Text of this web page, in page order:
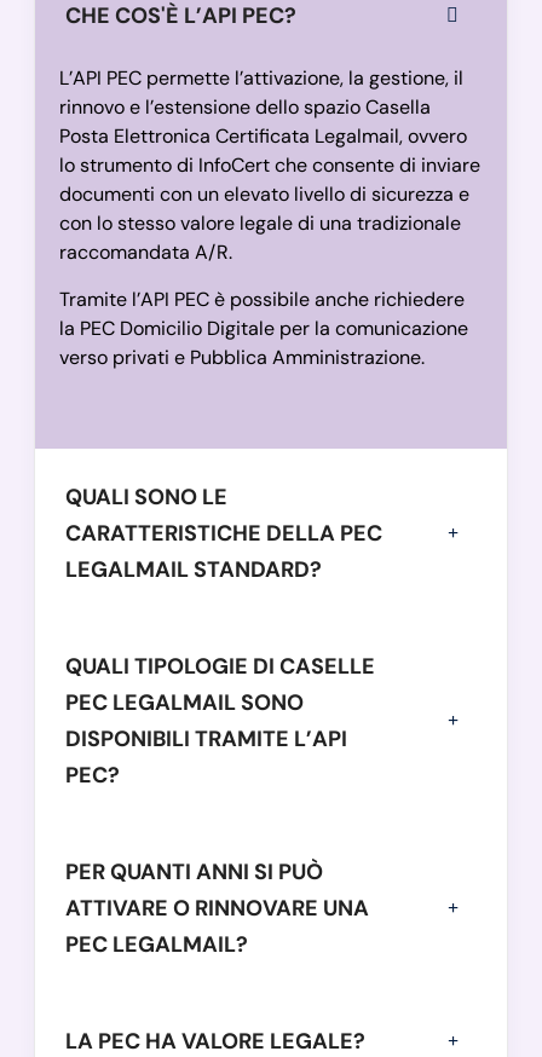
CHE COS'È L’API PEC?
L’API PEC permette l’attivazione, la gestione, il
rinnovo e l’estensione dello spazio Casella
Posta Elettronica Certificata Legalmail, ovvero
lo strumento di InfoCert che consente di inviare
documenti con un elevato livello di sicurezza e
con lo stesso valore legale di una tradizionale
raccomandata A/R.
Tramite l’API PEC è possibile anche richiedere
la PEC Domicilio Digitale per la comunicazione
verso privati e Pubblica Amministrazione.
QUALI SONO LE
CARATTERISTICHE DELLA PEC
LEGALMAIL STANDARD?
QUALI TIPOLOGIE DI CASELLE
PEC LEGALMAIL SONO
DISPONIBILI TRAMITE L’API
PEC?
PER QUANTI ANNI SI PUÒ
ATTIVARE O RINNOVARE UNA
PEC LEGALMAIL?
LA PEC HA VALORE LEGALE?